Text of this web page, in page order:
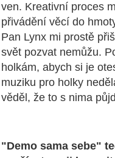
ven. Kreativní proces
přivádění věcí do
Pan Lynx mi prostě
svět pozvat nemůžu.
holkám, abych si je
muziku pro holky
věděl, že to s nima
"Demo sama sebe"